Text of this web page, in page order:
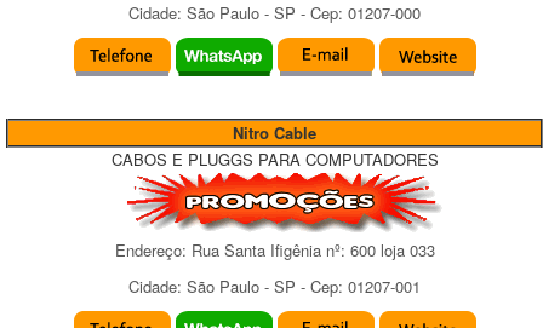
Cidade: São Paulo - SP - Cep: 01207-000
Nitro Cable
CABOS E PLUGGS PARA COMPUTADORES
Endereço: Rua Santa Ifigênianº: 600 loja 033
Cidade: São Paulo - SP - Cep: 01207-001